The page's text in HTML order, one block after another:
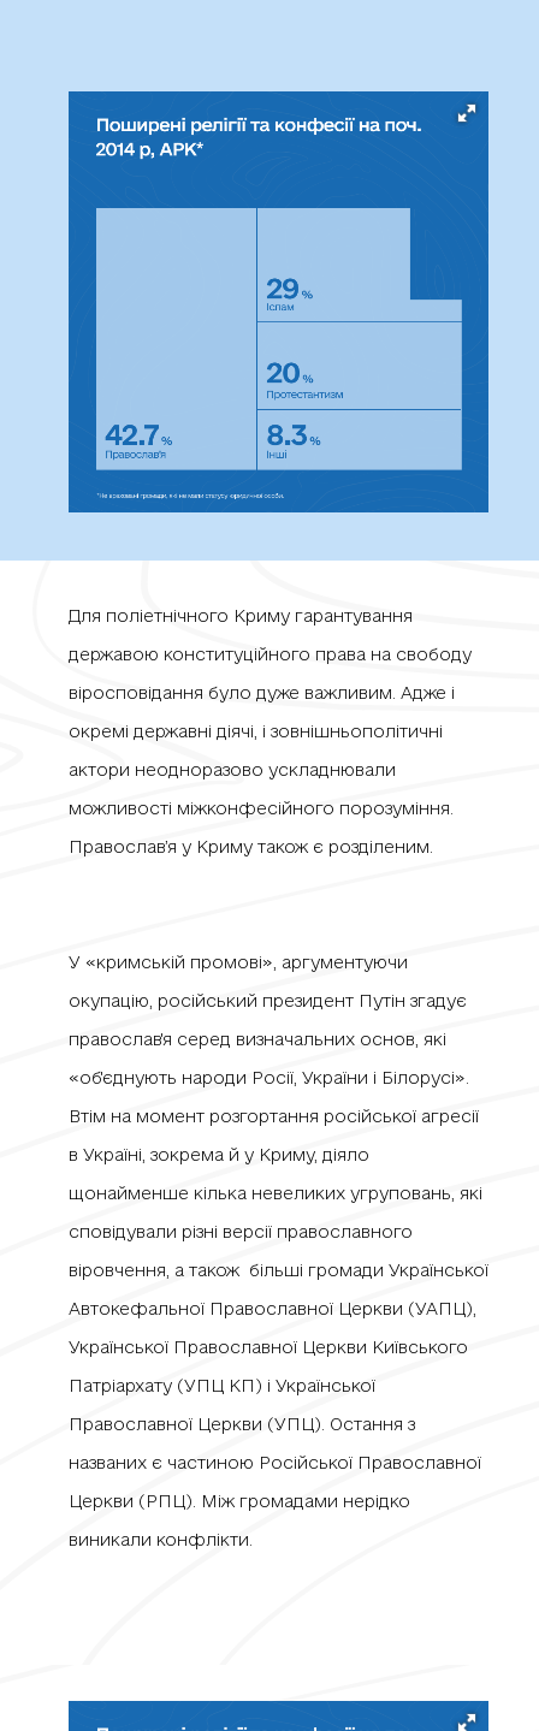
Для поліетнічного Криму гарантування
державою конституційного права на свободу
віросповідання було дуже важливим. Адже і
окремі державні діячі, і зовнішньополітичні
актори неодноразово ускладнювали
можливості міжконфесійного порозуміння.
Православ’я у Криму також є розділеним.
У «кримській промові», аргументуючи
окупацію, російський президент Путін згадує
православ'я серед визначальних основ, які
«об'єднують народи Росії, України і Білорусі».
Втім на момент розгортання російської агресії
в Україні, зокрема й у Криму, діяло
щонайменше кілька невеликих угруповань, які
сповідували різні версії православного
віровчення, а також більші громади Української
Автокефальної Православної Церкви (УАПЦ),
Української Православної Церкви Київського
Патріархату (УПЦ КП) і Української
Православної Церкви (УПЦ). Остання з
названих є частиною Російської Православної
Церкви (РПЦ). Між громадами нерідко
виникали конфлікти.